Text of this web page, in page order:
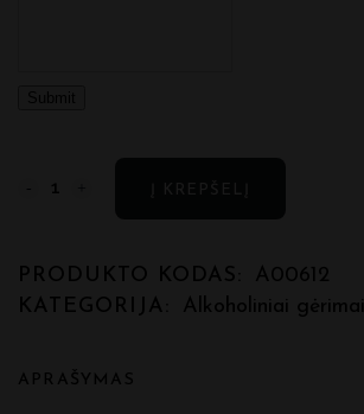
Baltas
PETIT
CHABLIS
PRODUKTO KODAS:
A00612
KATEGORIJA:
Alkoholiniai gėrimai
APRAŠYMAS